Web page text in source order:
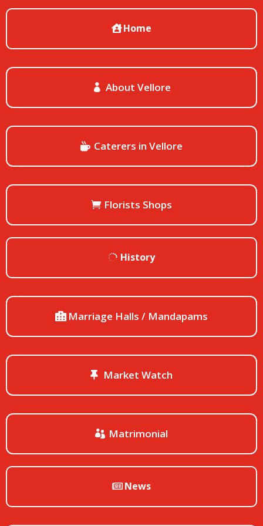
Home
About Vellore
Caterers in Vellore
Florists Shops
History
Marriage Halls / Mandapams
Market Watch
Matrimonial
News